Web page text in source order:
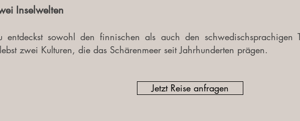
Inselwelten
entdeckst sowohl den finnischen als auch den schwedischsprachigen
zwei Kulturen, die das Schärenmeer seit Jahrhunderten prägen.
Jetzt Reise anfragen